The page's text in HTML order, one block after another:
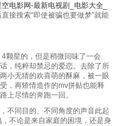
空电影网-最新电视剧_电影大全_
接搜索“即使被骗也要做梦”就能
颗星的，但是稍微回味了一会
，纯粹却禁忌的爱恋。去除了所
小无猜的欢喜萌的酥麻，被一眼
，再矫情造作的mv拼贴也能释
上尽情的奔跑一回。
不同目的、不同角度的声音此起
不论是来自家庭的困境，还是身